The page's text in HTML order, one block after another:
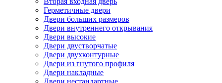
Герметичные двери
Двери больших размеров
Двери внутреннего открывания
Двери высокие
Двери двустворчатые
Двери двухконтурные
Двери из гнутого профиля
Двери накладные
Двери нестандартные